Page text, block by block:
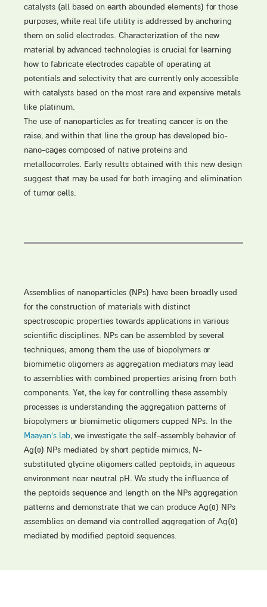
catalysts (all based on earth abounded elements) for those
purposes, while real life utility is addressed by anchoring
them on solid electrodes. Characterization of the new
material by advanced technologies is crucial for learning
how to fabricate electrodes capable of operating at
potentials and selectivity that are currently only accessible
with catalysts based on the most rare and expensive metals
like platinum.
The use of nanoparticles as for treating cancer is on the
raise, and within that line the group has developed bio-
nano-cages composed of native proteins and
metallocorroles. Early results obtained with this new design
suggest that may be used for both imaging and elimination
of tumor cells.
Assemblies of nanoparticles (NPs) have been broadly used
for the construction of materials with distinct
spectroscopic properties towards applications in various
scientific disciplines. NPs can be assembled by several
techniques; among them the use of biopolymers or
biomimetic oligomers as aggregation mediators may lead
to assemblies with combined properties arising from both
components. Yet, the key for controlling these assembly
processes is understanding the aggregation patterns of
biopolymers or biomimetic oligomers cupped NPs. In the
Maayan’s lab, we investigate the self-assembly behavior of
Ag(0) NPs mediated by short peptide mimics, N-
substituted glycine oligomers called peptoids, in aqueous
environment near neutral pH. We study the influence of
the peptoids sequence and length on the NPs aggregation
patterns and demonstrate that we can produce Ag(0) NPs
assemblies on demand via controlled aggregation of Ag(0)
mediated by modified peptoid sequences.